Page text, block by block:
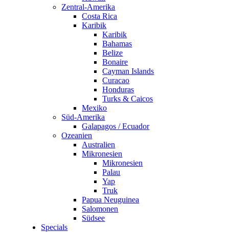
Zentral-Amerika
Costa Rica
Karibik
Karibik
Bahamas
Belize
Bonaire
Cayman Islands
Curacao
Honduras
Turks & Caicos
Mexiko
Süd-Amerika
Galapagos / Ecuador
Ozeanien
Australien
Mikronesien
Mikronesien
Palau
Yap
Truk
Papua Neuguinea
Salomonen
Südsee
Specials